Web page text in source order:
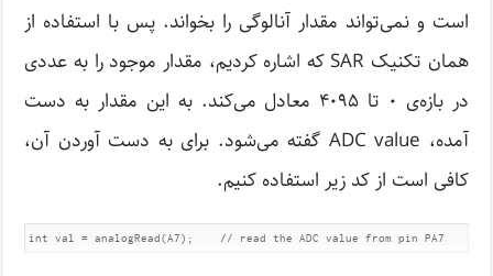
است و نمی‌تواند مقدار آنالوگی را بخواند. پس با استفاده از
همان تکنیک SAR که اشاره کردیم، مقدار موجود را به عددی
در بازه‌ی ۰ تا ۴۰۹۵ معادل می‌کند. به این مقدار به دست
آمده، ADC value گفته می‌شود. برای به دست آوردن آن،
کافی است از کد زیر استفاده کنیم.
int val = analogRead(A7);    // read the ADC value from pin PA7